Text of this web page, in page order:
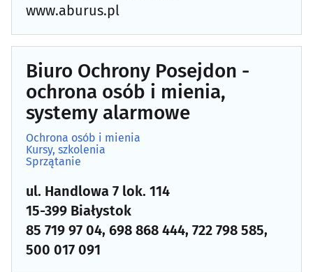
Biurowe urządzenia i papiernicze artykuły - produkcja,
Dezynfekcja, dezynsekcja, deratyzacja(11)
DVD - produkcja, sprzedaż, kopiowanie
Elektromechanika
Energetyka(22)
Fotografia - usługi(55)
www.aburus.pl
Biuro Ochrony Posejdon -
ochrona osób i mienia,
systemy alarmowe
Ochrona osób i mienia
Kursy, szkolenia
Sprzątanie
ul. Handlowa 7 lok. 114
15-399 Białystok
85 719 97 04, 698 868 444, 722 798 585,
500 017 091